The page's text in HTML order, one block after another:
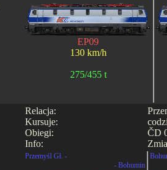
EP09
130 km/h
275/455 t
Relacja:
Kursuje:
Obiegi:
Info:
ČD
Przemyśl Gł. -
- Bohumin